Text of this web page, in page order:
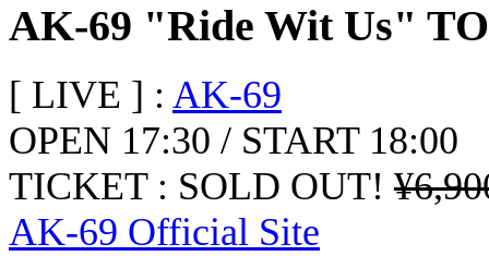
AK-69 "Ride Wit Us"
[ LIVE ] : AK-69
OPEN 17:30 / START 18:00
TICKET : SOLD OUT!
AK-69 Official Site